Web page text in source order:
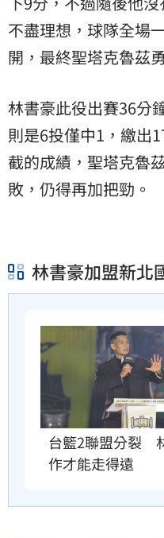
不盡理想，球隊全場
開，最終聖塔克魯茲
林書豪此役出賽36分
則是6投僅中1，繳出
截的成績，聖塔克魯
敗，仍得再加把勁。
林書豪加盟新北
台籃2聯盟分裂　
作才能走得遠